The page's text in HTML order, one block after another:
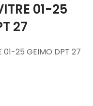
01-25
27
01-25 GEIMO DPT 27